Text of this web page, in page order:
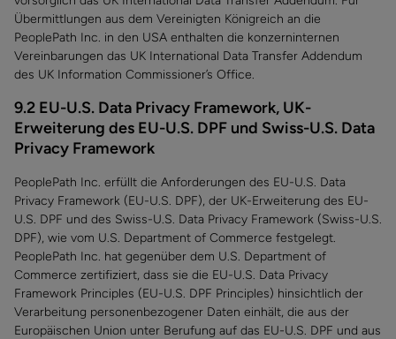
Übermittlungen aus dem Vereinigten Königreich an die
PeoplePath Inc. in den USA enthalten die konzerninternen
Vereinbarungen das UK International Data Transfer Addendum
des UK Information Commissioner’s Office.
9.2 EU-U.S. Data Privacy Framework, UK-
Erweiterung des EU-U.S. DPF und Swiss-U.S. Data
Privacy Framework
PeoplePath Inc. erfüllt die Anforderungen des EU-U.S. Data
Privacy Framework (EU-U.S. DPF), der UK-Erweiterung des EU-
U.S. DPF und des Swiss-U.S. Data Privacy Framework (Swiss-U.S.
DPF), wie vom U.S. Department of Commerce festgelegt.
PeoplePath Inc. hat gegenüber dem U.S. Department of
Commerce zertifiziert, dass sie die EU-U.S. Data Privacy
Framework Principles (EU-U.S. DPF Principles) hinsichtlich der
Verarbeitung personenbezogener Daten einhält, die aus der
Europäischen Union unter Berufung auf das EU-U.S. DPF und aus